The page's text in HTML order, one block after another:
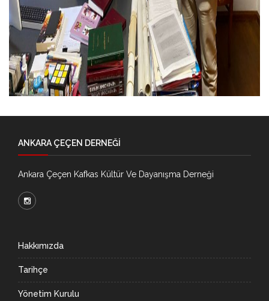
ANKARA ÇEÇEN DERNEĞİ
Ankara Çeçen Kafkas Kültür Ve Dayanışma Derneği
Hakkımızda
Tarihçe
Yönetim Kurulu